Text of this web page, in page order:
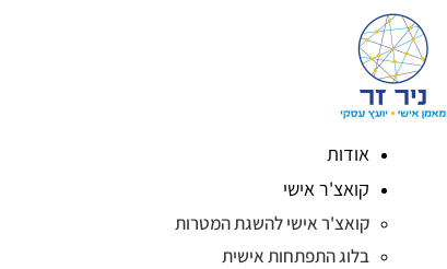
אודות
קואצ'ר אישי
קואצ'ר אישי להשגת המטרות
בלוג התפתחות אישית